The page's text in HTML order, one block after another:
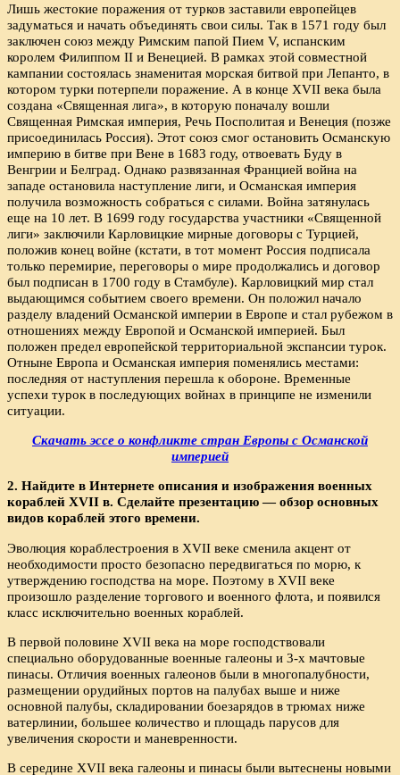
Лишь жестокие поражения от турков заставили европейцев
задуматься и начать объединять свои силы. Так в 1571 году был
заключен союз между Римским папой Пием V, испанским
королем Филиппом II и Венецией. В рамках этой совместной
кампании состоялась знаменитая морская битвой при Лепанто, в
котором турки потерпели поражение. А в конце XVII века была
создана «Священная лига», в которую поначалу вошли
Священная Римская империя, Речь Посполитая и Венеция (позже
присоединилась Россия). Этот союз смог остановить Османскую
империю в битве при Вене в 1683 году, отвоевать Буду в
Венгрии и Белград. Однако развязанная Францией война на
западе остановила наступление лиги, и Османская империя
получила возможность собраться с силами. Война затянулась
еще на 10 лет. В 1699 году государства участники «Священной
лиги» заключили Карловицкие мирные договоры с Турцией,
положив конец войне (кстати, в тот момент Россия подписала
только перемирие, переговоры о мире продолжались и договор
был подписан в 1700 году в Стамбуле). Карловицкий мир стал
выдающимся событием своего времени. Он положил начало
разделу владений Османской империи в Европе и стал рубежом в
отношениях между Европой и Османской империей. Был
положен предел европейской территориальной экспансии турок.
Отныне Европа и Османская империя поменялись местами:
последняя от наступления перешла к обороне. Временные
успехи турок в последующих войнах в принципе не изменили
ситуации.
Скачать эссе о конфликте стран Европы с Османской
империей
2. Найдите в Интернете описания и изображения военных
кораблей XVII в. Сделайте презентацию — обзор основных
видов кораблей этого времени.
Эволюция кораблестроения в XVII веке сменила акцент от
необходимости просто безопасно передвигаться по морю, к
утверждению господства на море. Поэтому в XVII веке
произошло разделение торгового и военного флота, и появился
класс исключительно военных кораблей.
В первой половине XVII века на море господствовали
специально оборудованные военные галеоны и 3-х мачтовые
пинасы. Отличия военных галеонов были в многопалубности,
размещении орудийных портов на палубах выше и ниже
основной палубы, складировании боезарядов в трюмах ниже
ватерлинии, большее количество и площадь парусов для
увеличения скорости и маневренности.
В середине XVII века галеоны и пинасы были вытеснены новыми